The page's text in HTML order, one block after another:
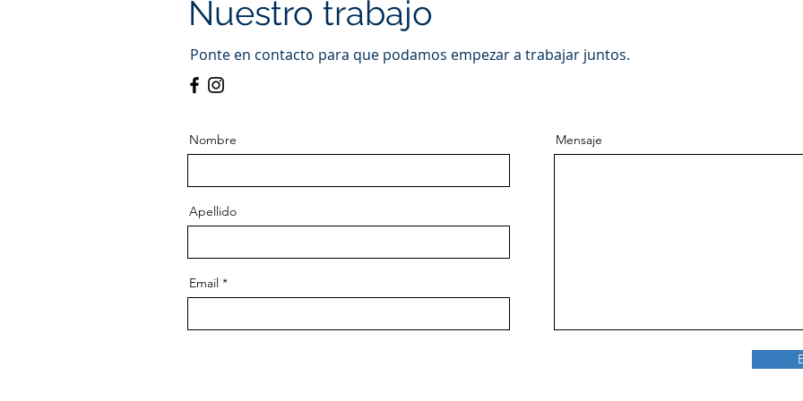
Nuestro trabajo
Ponte en contacto para que podamos empezar a trabajar juntos.
Nombre
Apellido
Email
Mensaje